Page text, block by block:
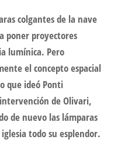
colgantes de la nave
poner proyectores
lumínica. Pero
el concepto espacial
que ideó Ponti
de Olivari,
de nuevo las lámparas
todo su esplendor.